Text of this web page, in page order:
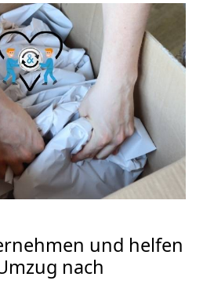
und helfen
nach